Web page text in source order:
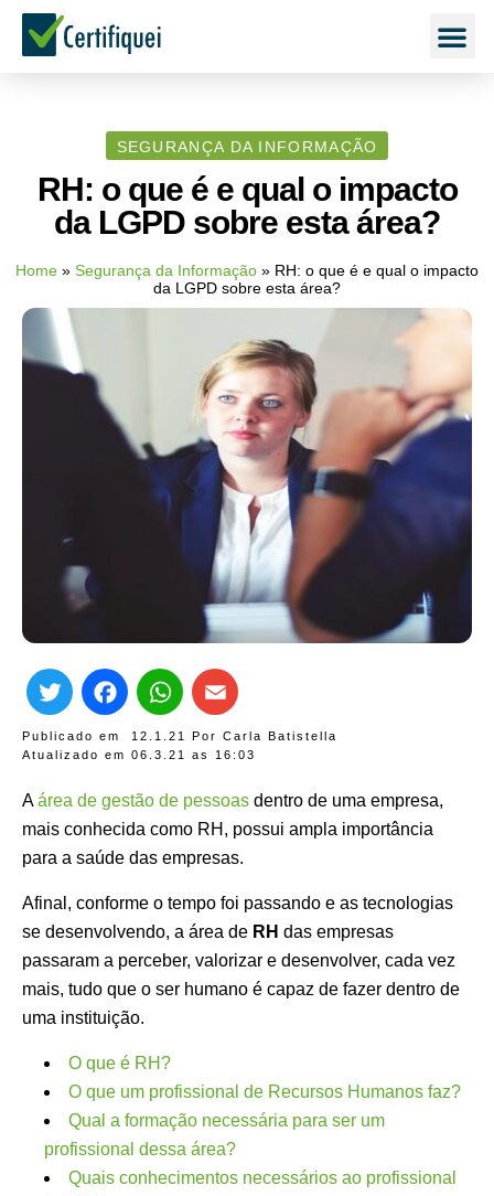
SEGURANÇA DA INFORMAÇÃO
RH: o que é e qual o impacto
da LGPD sobre esta área?
Home » Segurança da Informação » RH: o que é e qual o impacto
da LGPD sobre esta área?
Publicado em 12.1.21 Por Carla Batistella
Atualizado em 06.3.21 as 16:03
TwitterFacebook
WhatsApp
Aárea de gestão de pessoas dentro de uma empresa,
mais conhecida como RH, possui ampla importância
para a saúde das empresas.
Afinal, conforme o tempo foi passando e as tecnologias
se desenvolvendo, a área de RH das empresas
passaram a perceber, valorizar e desenvolver, cada vez
mais, tudo que o ser humano é capaz de fazer dentro de
uma instituição.
O que é RH?
O que um profissional de Recursos Humanos faz?
Qual a formação necessária para ser um
profissional dessa área?
Quais conhecimentos necessários ao profissional